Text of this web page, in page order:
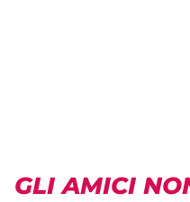
GLI AMICI